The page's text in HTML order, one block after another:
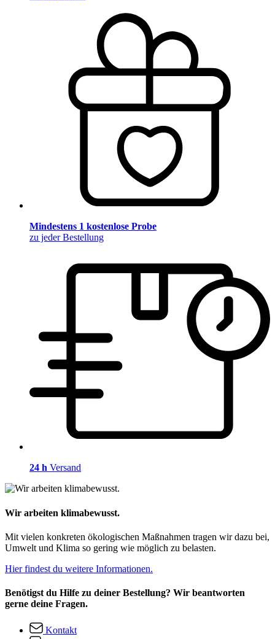
Mindestens 1 kostenlose Probe
zu jeder Bestellung
24 h Versand
Wir arbeiten klimabewusst.
Mit vielen konkreten ökologischen Maßnahmen tragen wir dazu bei,
Umwelt und Klima so gering wie möglich zu belasten.
Hier findest du weitere Informationen.
Benötigst du Hilfe zu deiner Bestellung? Wir beantworten
gerne deine Fragen.
Kontakt